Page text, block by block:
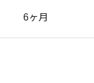
6ヶ月